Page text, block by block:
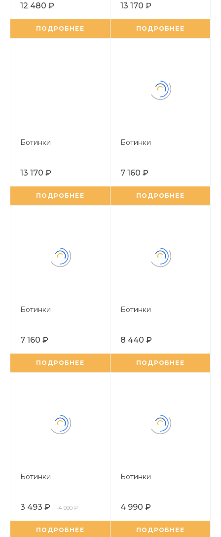
12 480 ₽
ПОДРОБНЕЕ
13 170 ₽
ПОДРОБНЕЕ
Ботинки
13 170 ₽
ПОДРОБНЕЕ
Ботинки
7 160 ₽
ПОДРОБНЕЕ
Ботинки
7 160 ₽
ПОДРОБНЕЕ
Ботинки
8 440 ₽
ПОДРОБНЕЕ
Ботинки
3 493 ₽ 4 990 ₽
ПОДРОБНЕЕ
Ботинки
4 990 ₽
ПОДРОБНЕЕ